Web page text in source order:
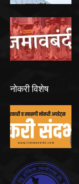
नोकरी विशेष